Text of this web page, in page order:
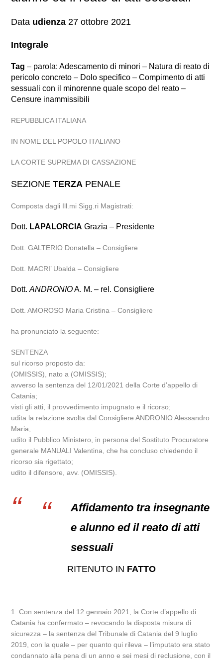
Data udienza 27 ottobre 2021
Integrale
Tag – parola: Adescamento di minori – Natura di reato di
pericolo concreto – Dolo specifico – Compimento di atti
sessuali con il minorenne quale scopo del reato –
Censure inammissibili
REPUBBLICA ITALIANA
IN NOME DEL POPOLO ITALIANO
LA CORTE SUPREMA DI CASSAZIONE
SEZIONETERZA PENALE
Composta dagli Ill.mi Sigg.ri Magistrati:
Dott. LAPALORCIA Grazia – Presidente
Dott. GALTERIO Donatella – Consigliere
Dott. MACRI’ Ubalda – Consigliere
Dott.ANDRONIOA. M. – rel. Consigliere
Dott. AMOROSO Maria Cristina – Consigliere
ha pronunciato la seguente:
SENTENZA
sul ricorso proposto da:
(OMISSIS), nato a (OMISSIS);
avverso la sentenza del 12/01/2021 della Corte d’appello di
Catania;
visti gli atti, il provvedimento impugnato e il ricorso;
udita la relazione svolta dal Consigliere ANDRONIO Alessandro
Maria;
udito il Pubblico Ministero, in persona del Sostituto Procuratore
generale MANUALI Valentina, che ha concluso chiedendo il
ricorso sia rigettato;
udito il difensore, avv. (OMISSIS).
Affidamento tra insegnante
e alunno ed il reato di atti
sessuali
RITENUTO IN FATTO
1. Con sentenza del 12 gennaio 2021, la Corte d’appello di
Catania ha confermato – revocando la disposta misura di
sicurezza – la sentenza del Tribunale di Catania del 9 luglio
2019, con la quale – per quanto qui rileva – l’imputato era stato
condannato alla pena di un anno e sei mesi di reclusione, con il